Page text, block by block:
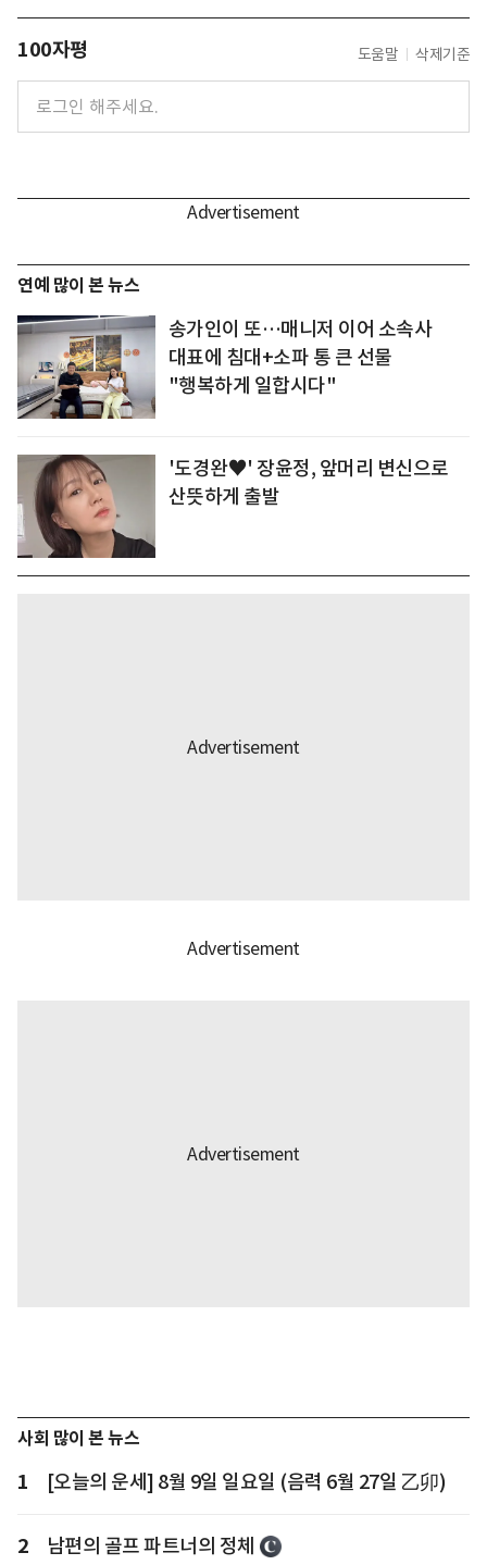
100자평 도움말 삭제기준
연예 많이 본 뉴스
송가인이 또…매니저 이어 소속사
대표에 침대+소파 통 큰 선물
"행복하게 일합시다"
'도경완♥' 장윤정, 앞머리 변신으로
산뜻하게 출발
사회 많이 본 뉴스
1 [오늘의 운세] 8월 9일 일요일 (음력 6월 27일 乙卯)
2 남편의 골프 파트너의 정체